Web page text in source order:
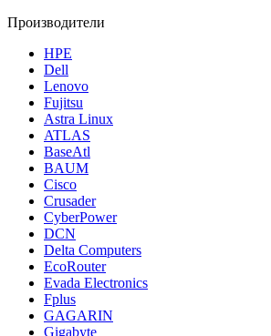
Производители
HPE
Dell
Lenovo
Fujitsu
Astra Linux
ATLAS
BaseAtl
BAUM
Cisco
Crusader
CyberPower
DCN
Delta Computers
EcoRouter
Evada Electronics
Fplus
GAGARIN
Gigabyte